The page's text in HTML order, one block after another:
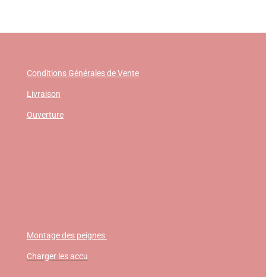
Conditions Générales de Vente
Livraison
Ouverture
Montage des peignes
Charger les accu